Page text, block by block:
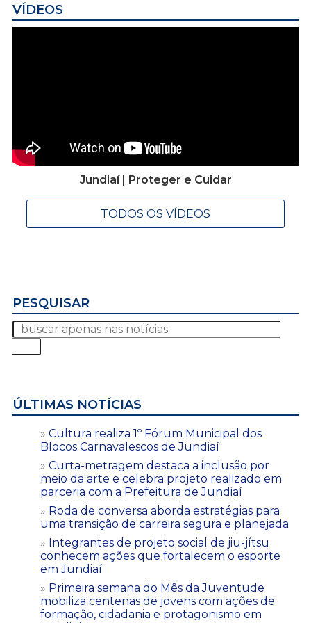
VÍDEOS
Jundiaí | Proteger e Cuidar
TODOS OS VÍDEOS
PESQUISAR
ÚLTIMAS NOTÍCIAS
Cultura realiza 1º Fórum Municipal dos
Blocos Carnavalescos de Jundiaí
Curta-metragem destaca a inclusão por
meio da arte e celebra projeto realizado em
parceria com a Prefeitura de Jundiaí
Roda de conversa aborda estratégias para
uma transição de carreira segura e planejada
Integrantes de projeto social de jiu-jítsu
conhecem ações que fortalecem o esporte
em Jundiaí
Primeira semana do Mês da Juventude
mobiliza centenas de jovens com ações de
formação, cidadania e protagonismo em